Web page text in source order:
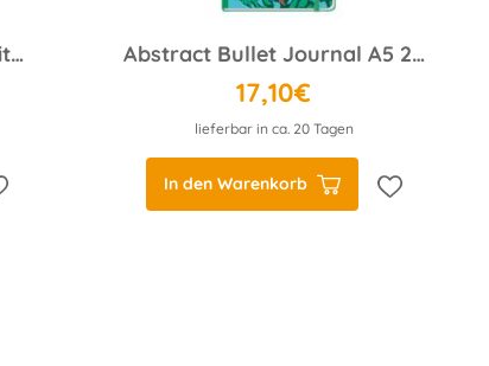
Happiness blooms from within Spiral-Kalenderbuch A5 2025 Abstract Bullet Journal A5 2025
17,10€
lieferbar in ca. 20 Tagen
In den Warenkorb